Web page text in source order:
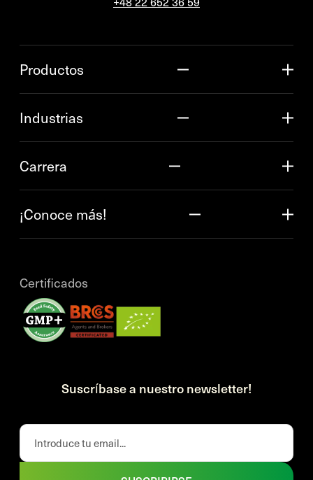
Productos
Industrias
Carrera
¡Conoce más!
Certificados
Suscríbase a nuestro newsletter!